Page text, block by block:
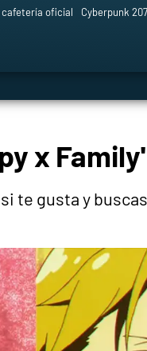
cafetería oficial Cyberpunk
x Family'
te gusta y